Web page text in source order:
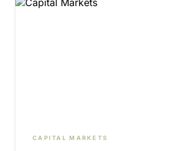
CAPITAL MARKETS